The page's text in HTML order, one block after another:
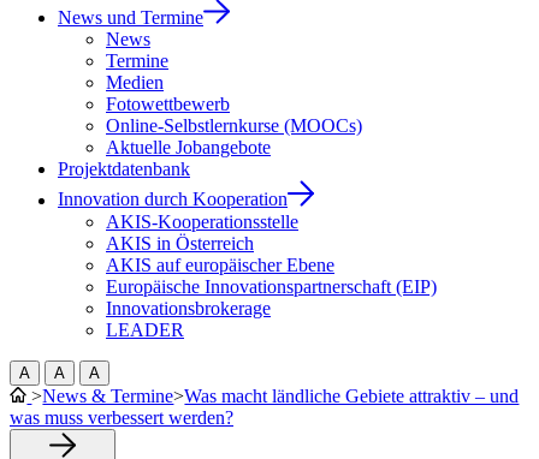
News und Termine
News
Termine
Medien
Fotowettbewerb
Online-Selbstlernkurse (MOOCs)
Aktuelle Jobangebote
Projektdatenbank
Innovation durch Kooperation
AKIS-Kooperationsstelle
AKIS in Österreich
AKIS auf europäischer Ebene
Europäische Innovationspartnerschaft (EIP)
Innovationsbrokerage
LEADER
A A A
>News & Termine>Was macht ländliche Gebiete attraktiv – und
was muss verbessert werden?